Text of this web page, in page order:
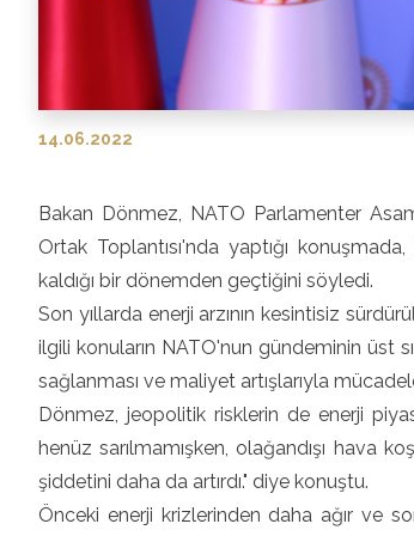
14.06.2022
Bakan Dönmez, NATO Parlamenter
Ortak Toplantısı'nda yaptığı
kaldığı bir dönemden geçtiğini söyledi.
Son yıllarda enerji arzının kesintisiz
ilgili konuların NATO'nun gündeminin üst
sağlanması ve maliyet artışlarıyla
Dönmez, jeopolitik risklerin de enerji
henüz sarılmamışken, olağandışı hava
şiddetini daha da artırdı." diye konuştu.
Önceki enerji krizlerinden daha ağır ve